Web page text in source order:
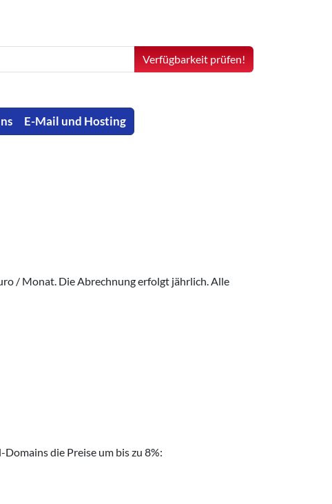
Verfügbarkeit prüfen!
E-Mail und Hosting
/ Monat. Die Abrechnung erfolgt jährlich. Alle
die Preise um bis zu 8%: